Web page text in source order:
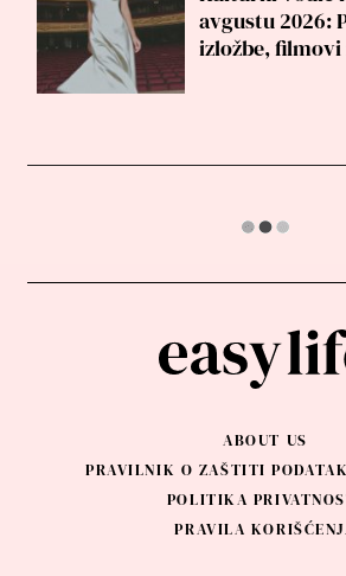
avgustu 2026:
izložbe,
GODINAMA - IDEJA
KOJE NE TREBA DA
ODUSTANETE
Majčinstvo u srednjim godinama je
kada vam uopšte nije u planu.